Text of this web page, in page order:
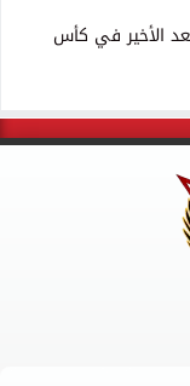
الأخير في كأس